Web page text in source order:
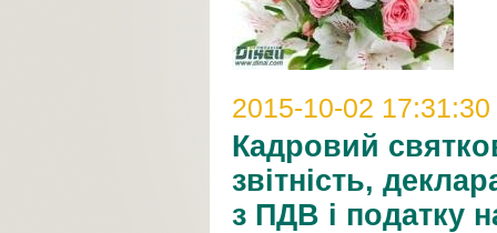
2015-10-02 17:31:30
Кадровий
звітність,
з ПДВ і податку